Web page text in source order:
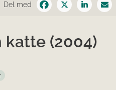
Del med
(2004)